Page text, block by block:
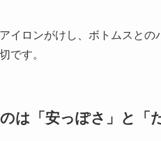
イロンがけし、ボトムスと
です。
は「安っぽさ」と「